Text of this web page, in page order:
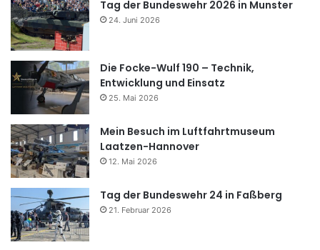
Tag der Bundeswehr 2026 in Munster
24. Juni 2026
Die Focke-Wulf 190 – Technik,
Entwicklung und Einsatz
25. Mai 2026
Mein Besuch im Luftfahrtmuseum
Laatzen-Hannover
12. Mai 2026
Tag der Bundeswehr 24 in Faßberg
21. Februar 2026